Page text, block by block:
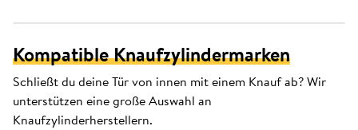
Kompatible Knaufzylindermarken
Schließt du deine Tür von innen mit einem Knauf ab? Wir
unterstützen eine große Auswahl an
Knaufzylinderherstellern.